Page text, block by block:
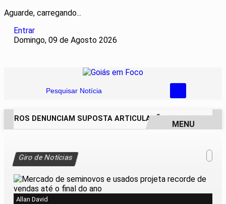
Aguarde, carregando...
Entrar
Domingo, 09 de Agosto 2026
Pesquisar Notícia
DENUNCIAM SUPOSTA ARTICULAÇÃO PARA
MENU
Giro de Notícias
Allan David